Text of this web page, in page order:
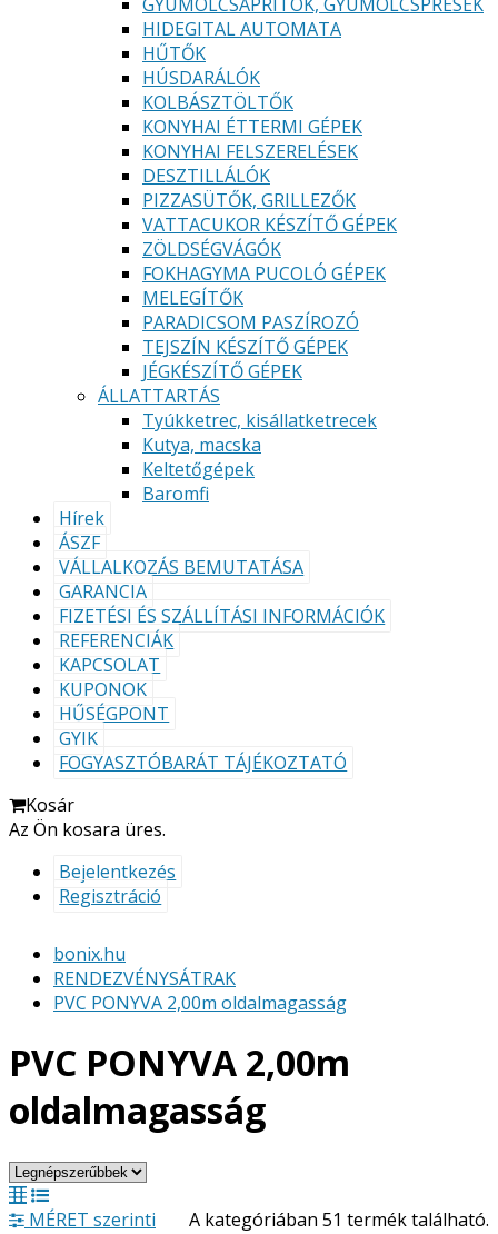
HIDEGITAL AUTOMATA
HŰTŐK
HÚSDARÁLÓK
KOLBÁSZTÖLTŐK
KONYHAI ÉTTERMI GÉPEK
KONYHAI FELSZERELÉSEK
DESZTILLÁLÓK
PIZZASÜTŐK, GRILLEZŐK
VATTACUKOR KÉSZÍTŐ GÉPEK
ZÖLDSÉGVÁGÓK
FOKHAGYMA PUCOLÓ GÉPEK
MELEGÍTŐK
PARADICSOM PASZÍROZÓ
TEJSZÍN KÉSZÍTŐ GÉPEK
JÉGKÉSZÍTŐ GÉPEK
ÁLLATTARTÁS
Tyúkketrec, kisállatketrecek
Kutya, macska
Keltetőgépek
Baromfi
Hírek
ÁSZF
VÁLLALKOZÁS BEMUTATÁSA
GARANCIA
FIZETÉSI ÉS SZÁLLÍTÁSI INFORMÁCIÓK
REFERENCIÁK
KAPCSOLAT
KUPONOK
HŰSÉGPONT
GYIK
FOGYASZTÓBARÁT TÁJÉKOZTATÓ
Kosár
Az Ön kosara üres.
Bejelentkezés
Regisztráció
bonix.hu
RENDEZVÉNYSÁTRAK
PVC PONYVA 2,00m oldalmagasság
PVC PONYVA 2,00m
oldalmagasság
A kategóriában 51 termék található.
MÉRET szerinti